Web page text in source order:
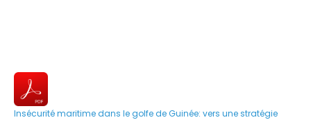
Insécurité maritime dans le golfe de Guinée: vers une stratégie